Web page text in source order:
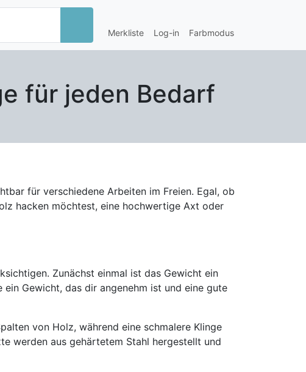
Merkliste Log-in Farbmodus
für jeden Bedarf
für verschiedene Arbeiten im Freien. Egal, ob
hacken möchtest, eine hochwertige Axt oder
Zunächst einmal ist das Gewicht ein
Gewicht, das dir angenehm ist und eine gute
von Holz, während eine schmalere Klinge
werden aus gehärtetem Stahl hergestellt und